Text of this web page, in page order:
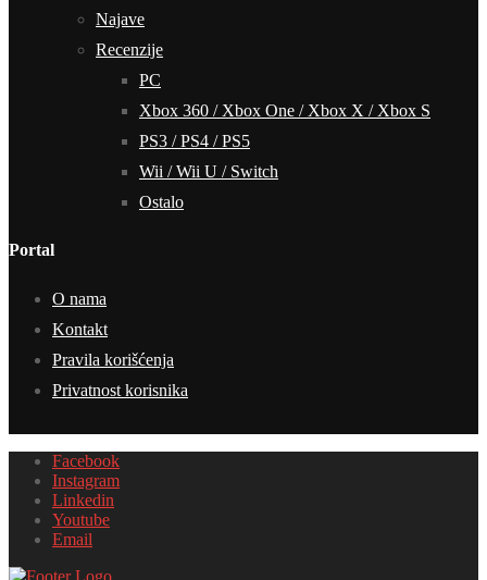
Najave
Recenzije
PC
Xbox 360 / Xbox One / Xbox X / Xbox S
PS3 / PS4 / PS5
Wii / Wii U / Switch
Ostalo
Portal
O nama
Kontakt
Pravila korišćenja
Privatnost korisnika
Facebook
Instagram
Linkedin
Youtube
Email